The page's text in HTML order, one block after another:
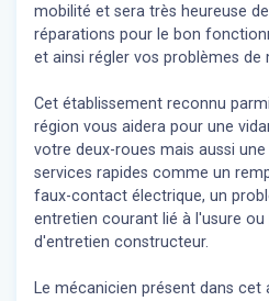
mobilité et sera très heureuse
réparations pour le bon
et ainsi régler vos problèmes de
Cet établissement reconnu
région vous aidera pour une
votre deux-roues mais aussi
services rapides comme un
faux-contact électrique, un
entretien courant lié à l'usure
d'entretien constructeur.
Le mécanicien présent dans